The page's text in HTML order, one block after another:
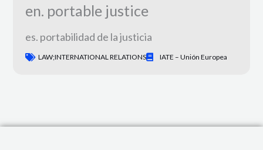
en. portable justice
es. portabilidad de la justicia
LAW;INTERNATIONAL RELATIONS IATE – Unión Europea